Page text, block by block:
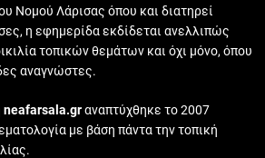
Νομού Λάρισας όπου και διατηρεί
η εφημερίδα εκδίδεται ανελλιπώς
τοπικών θεμάτων και όχι μόνο, όπου
αναγνώστες.
neafarsala.grαναπτύχθηκε το 2007
με βάση πάντα την τοπική